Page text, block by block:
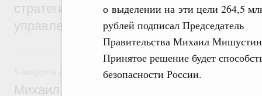
о выделении на эти цели 264,5
рублей подписал Председатель
Правительства Михаил
Принятое решение будет
безопасности России.
стратегической сессии о
управления научно-технологическим
5 августа, среда
Вопросы производительности труда и
Михаил Мишустин дал поручения по